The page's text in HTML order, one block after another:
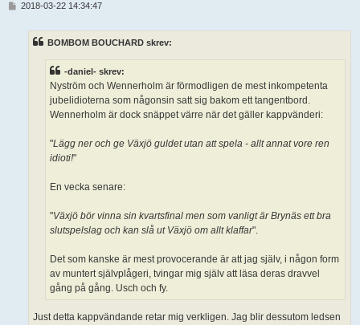
2018-03-22 14:34:47
BOMBOM BOUCHARD skrev:
-daniel- skrev:
Nyström och Wennerholm är förmodligen de mest inkompetenta
jubelidioterna som någonsin satt sig bakom ett tangentbord.
Wennerholm är dock snäppet värre när det gäller kappvänderi:
"Lägg ner och ge Växjö guldet utan att spela - allt annat vore ren
idioti!"
En vecka senare:
"Växjö bör vinna sin kvartsfinal men som vanligt är Brynäs ett bra
slutspelslag och kan slå ut Växjö om allt klaffar".
Det som kanske är mest provocerande är att jag själv, i någon form
av muntert självplågeri, tvingar mig själv att läsa deras dravvel
gång på gång. Usch och fy.
Just detta kappvändande retar mig verkligen. Jag blir dessutom ledsen